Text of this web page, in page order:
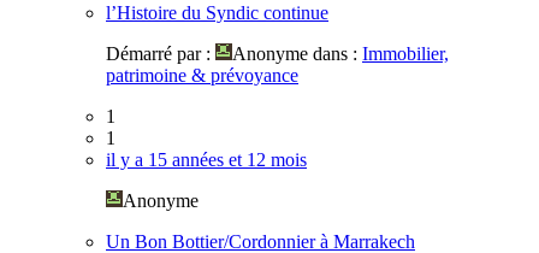
l’Histoire du Syndic continue
Démarré par :
Anonyme dans : Immobilier,
patrimoine & prévoyance
1
1
il y a 15 années et 12 mois
Anonyme
Un Bon Bottier/Cordonnier à Marrakech